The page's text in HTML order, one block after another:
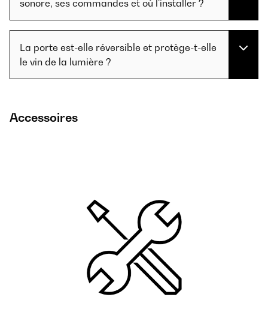
sonore, ses commandes et où l'installer ?
La porte est-elle réversible et protège-t-elle
le vin de la lumière ?
Accessoires